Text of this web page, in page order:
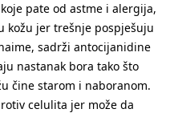
pate od astme i alergija,
kožu jer trešnje pospješuju
sadrži antocijanidine
nastanak bora tako što
čine starom i naboranom.
celulita jer može da